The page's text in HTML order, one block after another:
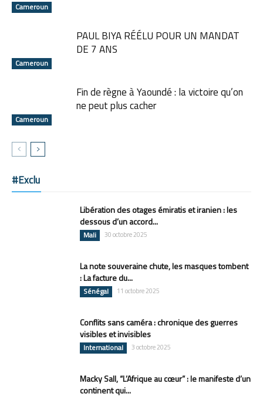
Cameroun
Cameroun
PAUL BIYA RÉÉLU POUR UN MANDAT
DE 7 ANS
Cameroun
Fin de règne à Yaoundé : la victoire qu’on
ne peut plus cacher
#Exclu
Libération des otages émiratis et iranien : les
dessous d’un accord...
Mali 30 octobre 2025
La note souveraine chute, les masques tombent
: La facture du...
Sénégal 11 octobre 2025
Conflits sans caméra : chronique des guerres
visibles et invisibles
International 3 octobre 2025
Macky Sall, “L’Afrique au cœur” : le manifeste d’un
continent qui...